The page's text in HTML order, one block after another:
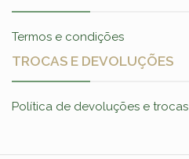
Termos e condições
TROCAS E DEVOLUÇÕES
Política de devoluções e trocas